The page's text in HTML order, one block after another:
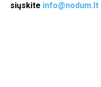
siųskite info@nodum.lt